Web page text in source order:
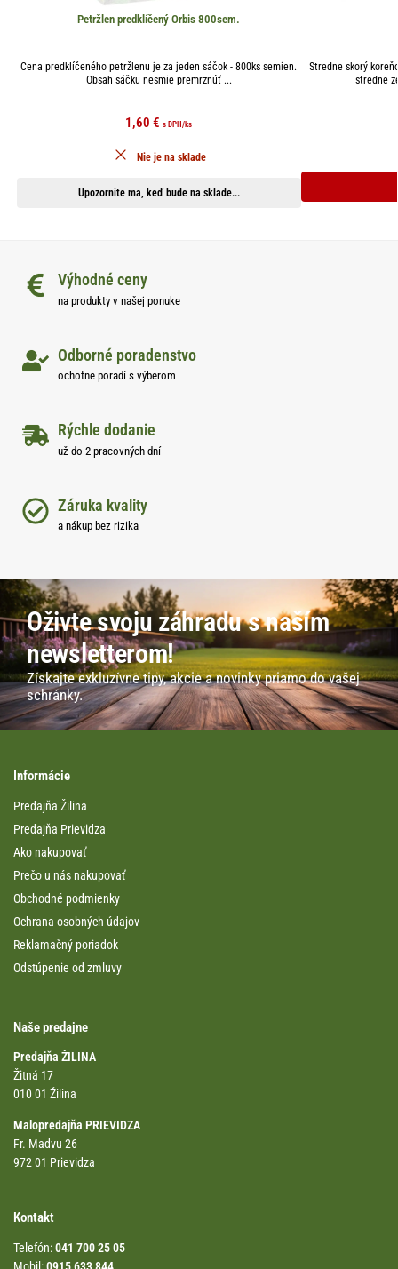
Petržlen predklíčený Orbis 800sem.
Cena predklíčeného petržlenu je za jeden sáčok - 800ks semien.
Obsah sáčku nesmie premrznúť ...
1,60€ s DPH/ks
Upozornite ma, keď bude na sklade...
Nie je na sklade
Stredne skorý
stredne
Výhodné ceny
na produkty v našej ponuke
Odborné poradenstvo
ochotne poradí s výberom
Rýchle dodanie
už do 2 pracovných dní
Záruka kvality
a nákup bez rizika
Oživte svoju záhradu s naším
newsletterom!
Získajte exkluzívne tipy, akcie a novinky priamo do vašej
schránky.
Informácie
Predajňa Žilina
Predajňa Prievidza
Ako nakupovať
Prečo u nás nakupovať
Obchodné podmienky
Ochrana osobných údajov
Reklamačný poriadok
Odstúpenie od zmluvy
Naše predajne
Predajňa ŽILINA
Žitná 17
010 01 Žilina
Malopredajňa PRIEVIDZA
Fr. Madvu 26
972 01 Prievidza
Kontakt
Telefón:041 700 25 05